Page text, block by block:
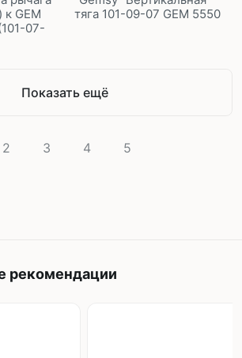
к GEM
07-
тяга 101-09-07 GEM 5550
Показать ещё
2 3 4 5
рекомендации